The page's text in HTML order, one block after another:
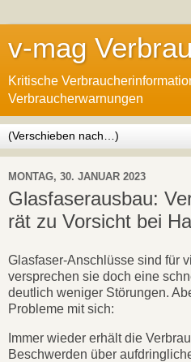
v-mag
Kritische
Verbraucherwarnungen
MONTAG, 30. JANUAR 2023
Glasfaserausbau:
rät zu Vorsicht bei
Glasfaser-Anschlüsse sind für
versprechen sie doch eine
deutlich weniger Störungen.
Probleme mit sich:
Immer wieder erhält die
Beschwerden über